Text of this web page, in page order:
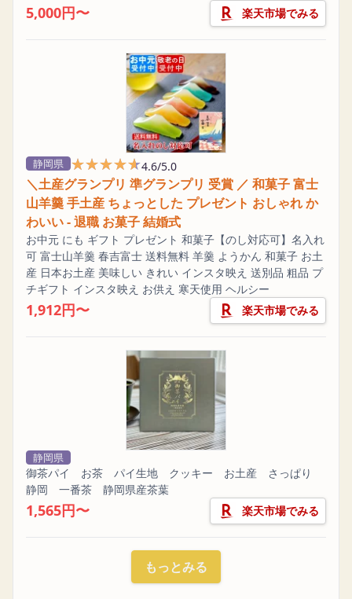
5,000円〜 楽天市場でみる
静岡県 ★★★★★
★★★★★4.6/5.0
＼土産グランプリ 準グランプリ 受賞 ／ 和菓子 富士
山羊羹 手土産 ちょっとした プレゼント おしゃれ か
わいい - 退職 お菓子 結婚式
お中元 にも ギフト プレゼント 和菓子【のし対応可】名入れ
可 富士山羊羹 春吉富士 送料無料 羊羹 ようかん 和菓子 お土
産 日本お土産 美味しい きれい インスタ映え 送別品 粗品 プ
チギフト インスタ映え お供え 寒天使用 ヘルシー
1,912円〜 楽天市場でみる
静岡県
御茶パイ お茶 パイ生地 クッキー お土産 さっぱり
静岡 一番茶 静岡県産茶葉
1,565円〜 楽天市場でみる
もっとみる